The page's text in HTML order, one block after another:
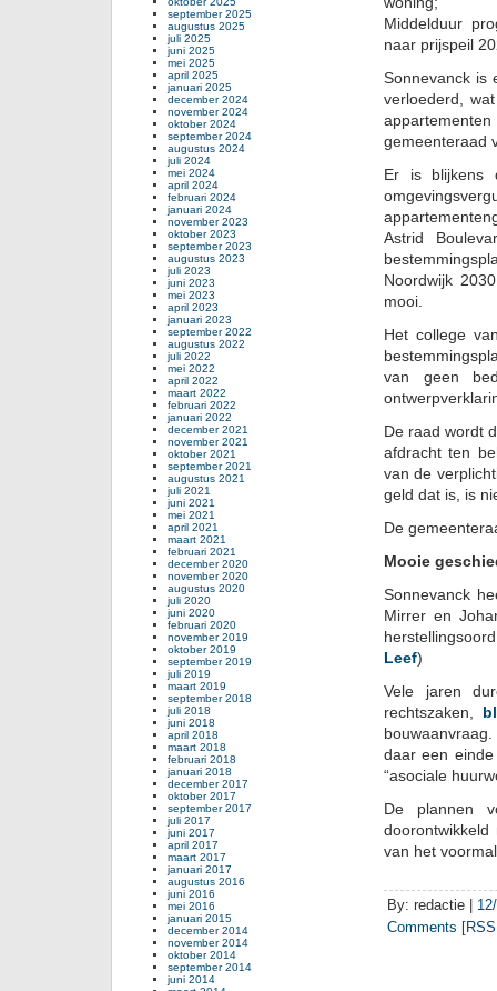
Middelduur
naar prijspeil
Sonnevanck is
verloederd,
gemeenteraad
Er is
Astrid
Noordwijk
mooi.
Het college
van geen
De raad wordt
afdracht ten
van de
geld dat is, is
De
Mooie
Sonnevanck
Mirrer en
Leef)
Vele jaren
rechtszaken,
daar een
“asociale
De plannen
van het
By: redactie |
Comments
september 2025
augustus 2025
juli 2025
juni 2025
mei 2025
april 2025
januari 2025
december 2024
november 2024
oktober 2024
september 2024
augustus 2024
juli 2024
mei 2024
april 2024
februari 2024
januari 2024
november 2023
oktober 2023
september 2023
augustus 2023
juli 2023
juni 2023
mei 2023
april 2023
januari 2023
september 2022
augustus 2022
juli 2022
mei 2022
april 2022
maart 2022
februari 2022
januari 2022
december 2021
november 2021
oktober 2021
september 2021
augustus 2021
juli 2021
juni 2021
mei 2021
april 2021
maart 2021
februari 2021
december 2020
november 2020
augustus 2020
juli 2020
juni 2020
februari 2020
november 2019
oktober 2019
september 2019
juli 2019
maart 2019
september 2018
juli 2018
juni 2018
april 2018
maart 2018
februari 2018
januari 2018
december 2017
oktober 2017
september 2017
juli 2017
juni 2017
april 2017
maart 2017
januari 2017
augustus 2016
juni 2016
mei 2016
januari 2015
december 2014
november 2014
oktober 2014
september 2014
juni 2014